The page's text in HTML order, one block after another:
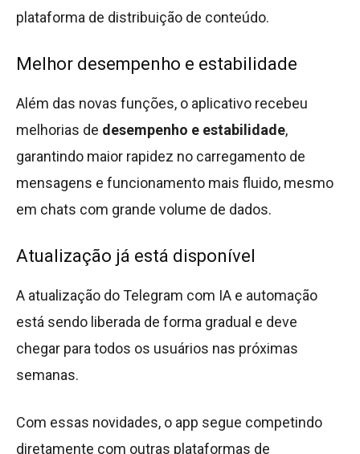
plataforma de distribuição de conteúdo.
Melhor desempenho e estabilidade
Além das novas funções, o aplicativo recebeu
melhorias de desempenho e estabilidade,
garantindo maior rapidez no carregamento de
mensagens e funcionamento mais fluido, mesmo
em chats com grande volume de dados.
Atualização já está disponível
A atualização do Telegram com IA e automação
está sendo liberada de forma gradual e deve
chegar para todos os usuários nas próximas
semanas.
Com essas novidades, o app segue competindo
diretamente com outras plataformas de